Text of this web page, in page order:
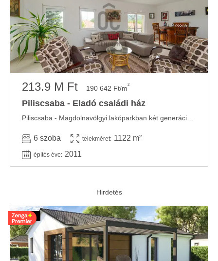
213.9 M Ft 190 642 Ft/m2
Piliscsaba - Eladó családi ház
6 szoba telekméret: 1122 m²
építés éve: 2011